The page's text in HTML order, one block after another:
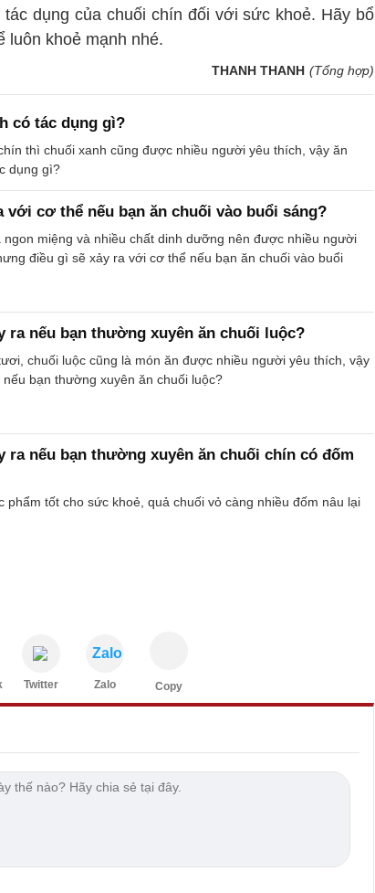
dụng của chuối chín đối với sức khoẻ. Hãy bổ
luôn khoẻ mạnh nhé.
THANH THANH (Tổng hợp)
có tác dụng gì?
thì chuối xanh cũng được nhiều người yêu thích, vậy ăn
dụng gì?
với cơ thể nếu bạn ăn chuối vào buổi sáng?
ngon miệng và nhiều chất dinh dưỡng nên được nhiều người
điều gì sẽ xảy ra với cơ thể nếu bạn ăn chuối vào buổi
ra nếu bạn thường xuyên ăn chuối luộc?
chuối luộc cũng là món ăn được nhiều người yêu thích, vậy
bạn thường xuyên ăn chuối luộc?
ra nếu bạn thường xuyên ăn chuối chín có đốm
phẩm tốt cho sức khoẻ, quả chuối vỏ càng nhiều đốm nâu lại
Twitter
Zalo
Zalo Copy